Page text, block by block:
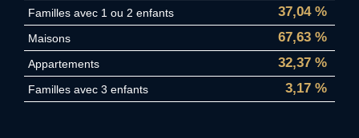
Familles avec 1 ou 2 enfants 37,04 %
Maisons 67,63 %
Appartements 32,37 %
Familles avec 3 enfants 3,17 %